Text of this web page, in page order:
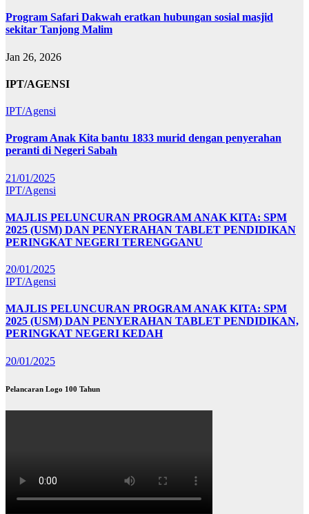
Program Safari Dakwah eratkan hubungan sosial masjid
sekitar Tanjong Malim
Jan 26, 2026
IPT/AGENSI
IPT/Agensi
Program Anak Kita bantu 1833 murid dengan penyerahan
peranti di Negeri Sabah
21/01/2025
IPT/Agensi
MAJLIS PELUNCURAN PROGRAM ANAK KITA: SPM
2025 (USM) DAN PENYERAHAN TABLET PENDIDIKAN
PERINGKAT NEGERI TERENGGANU
20/01/2025
IPT/Agensi
MAJLIS PELUNCURAN PROGRAM ANAK KITA: SPM
2025 (USM) DAN PENYERAHAN TABLET PENDIDIKAN,
PERINGKAT NEGERI KEDAH
20/01/2025
Pelancaran Logo 100 Tahun